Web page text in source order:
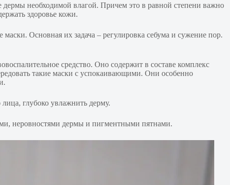
необходимой влагой. Причем это в равной степени важно
здоровье кожи.
Основная их задача – регулировка себума и сужение пор.
средство. Оно содержит в составе комплекс
такие маски с успокаивающими. Они особенно
глубоко увлажнить дерму.
неровностями дермы и пигментными пятнами.